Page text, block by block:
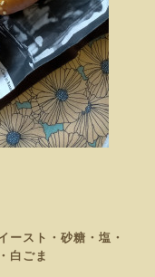
ースト・砂糖・塩・
白ごま